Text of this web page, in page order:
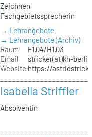
Zeichnen
Fachgebietssprecherin
→ Lehrangebote
→ Lehrangebote (Archiv)
Raum
F1.04/H1.03
Email
stricker(at)kh-
Website https://
Isabella Striffler
Absolventin